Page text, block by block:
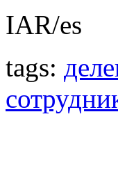
IAR/es
tags: